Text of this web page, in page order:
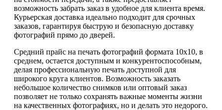
возможность забрать заказ в удобное для клиента время.
Курьерская доставка идеально подходит для срочных
заказов, гарантируя быструю и безопасную доставку
фотографий прямо до дверей.
Средний прайс на печать фотографий формата 10х10, в
среднем, остается доступным и конкурентоспособным,
делая профессиональную печать доступной для
широкого круга клиентов. Возможность заказать
небольшое количество снимков или оптовый заказ
позволяет не только сохранять важные моменты жизни
на качественных фотографиях, но и делать это недорого.